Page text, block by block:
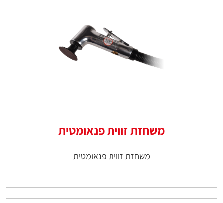
משחזת זווית פנאומטית
משחזת זווית פנאומטית